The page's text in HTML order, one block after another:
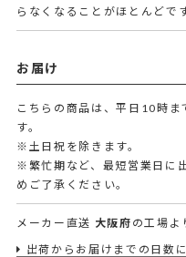
らなくなることがほとんどです
お届け
こちらの商品は、平日10時
す。
※土日祝を除きます。
※繁忙期など、最短営業日に
めご了承ください。
メーカー直送 大阪府 の工場よ
出荷からお届けまでの日数